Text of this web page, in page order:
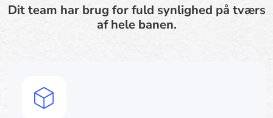
Dit team har brug for fuld synlighed på tværs
af hele banen.